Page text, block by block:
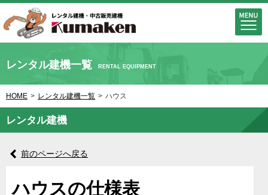
レンタル建機一覧 RENTAL EQUIPMENT
HOME > レンタル建機一覧 > ハウス
レンタル建機
前のページへ戻る
ハウスの仕様表